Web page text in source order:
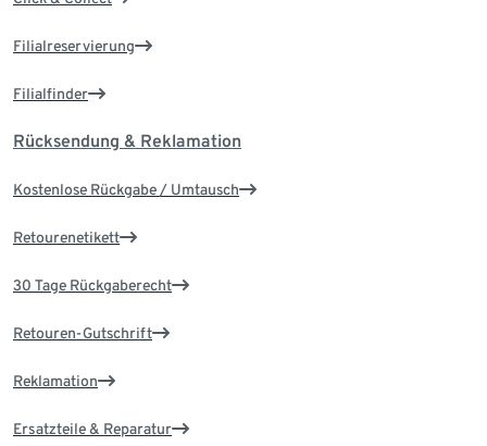
Filialreservierung
Filialfinder
Rücksendung & Reklamation
Kostenlose Rückgabe / Umtausch
Retourenetikett
30 Tage Rückgaberecht
Retouren-Gutschrift
Reklamation
Ersatzteile & Reparatur